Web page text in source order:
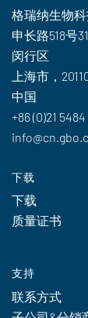
格瑞纳生物
申长路518号
闵行区
上海市，
中国
+86 (0)21 5484
下载
下载
质量证书
支持
联系方式